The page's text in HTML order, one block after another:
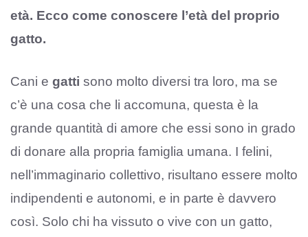
età. Ecco come conoscere l’età del proprio
gatto.
Cani e gatti sono molto diversi tra loro, ma se
c’è una cosa che li accomuna, questa è la
grande quantità di amore che essi sono in grado
di donare alla propria famiglia umana. I felini,
nell’immaginario collettivo, risultano essere molto
indipendenti e autonomi, e in parte è davvero
così. Solo chi ha vissuto o vive con un gatto,